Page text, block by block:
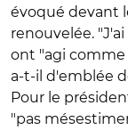
évoqué devant
renouvelée.
ont "agi
a-t-il d'emblée
Pour le
"pas